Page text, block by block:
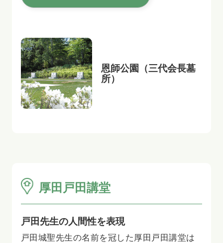
恩師公園（三代会長墓
所）
厚田戸田講堂
戸田先生の人間性を表現
戸田城聖先生の名前を冠した厚田戸田講堂は